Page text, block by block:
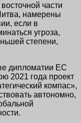
части
намерены
если в
угроза,
степени,
дипломатии ЕС
2021 года проект
компас»,
автономно,